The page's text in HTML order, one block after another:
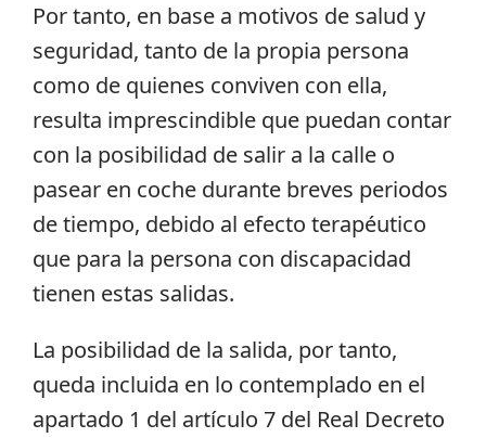
Por tanto, en base a motivos de salud y
seguridad, tanto de la propia persona
como de quienes conviven con ella,
resulta imprescindible que puedan contar
con la posibilidad de salir a la calle o
pasear en coche durante breves periodos
de tiempo, debido al efecto terapéutico
que para la persona con discapacidad
tienen estas salidas.
La posibilidad de la salida, por tanto,
queda incluida en lo contemplado en el
apartado 1 del artículo 7 del Real Decreto